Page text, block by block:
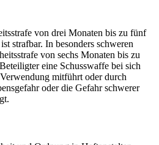
von drei Monaten bis zu fünf
strafbar. In besonders schweren
von sechs Monaten bis zu
eine Schusswaffe bei sich
mitführt oder durch
oder die Gefahr schwerer